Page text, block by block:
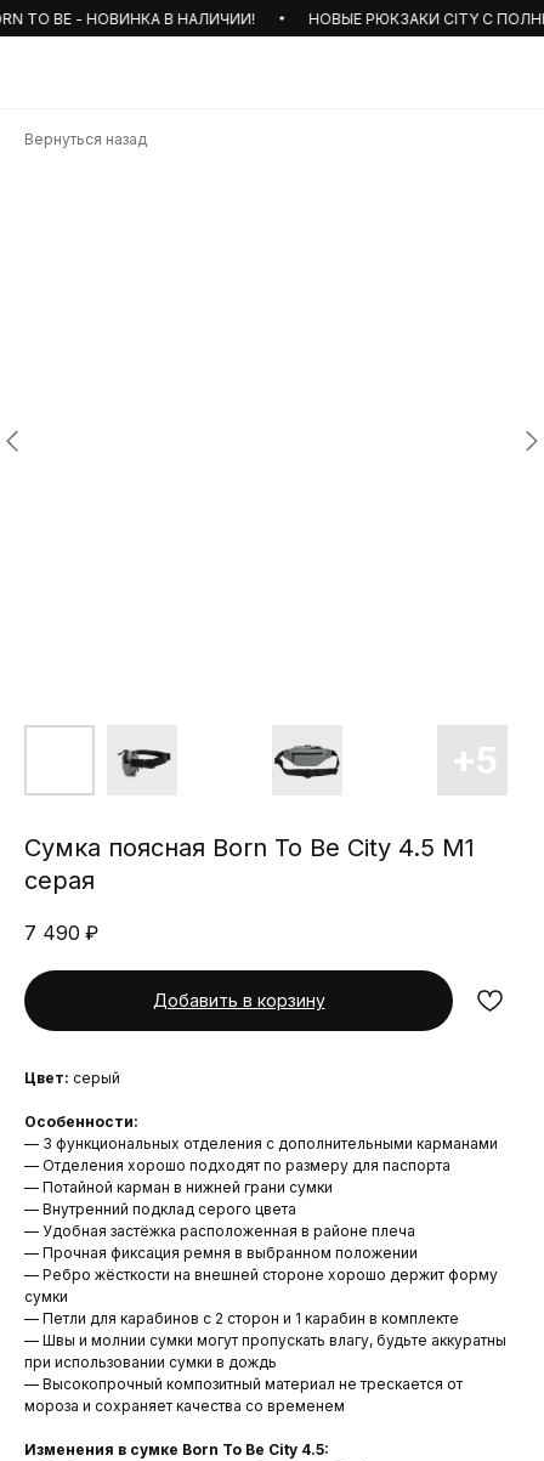
TO BE - НОВИНКА В НАЛИЧИИ! НОВЫЕ РЮКЗАКИ CITY С
Вернуться назад
Сумка поясная Born To Be City 4.5 М1
серая
7 490 ₽
Добавить в корзину
Цвет: серый
Особенности:
— 3 функциональных отделения с дополнительными карманами
— Отделения хорошо подходят по размеру для паспорта
— Потайной карман в нижней грани сумки
— Внутренний подклад серого цвета
— Удобная застёжка расположенная в районе плеча
— Прочная фиксация ремня в выбранном положении
— Ребро жёсткости на внешней стороне хорошо держит форму
сумки
— Петли для карабинов с 2 сторон и 1 карабин в комплекте
— Швы и молнии сумки могут пропускать влагу, будьте аккуратны
при использовании сумки в дождь
— Высокопрочный композитный материал не трескается от
мороза и сохраняет качества со временем
Изменения в сумке Born To Be City 4.5: